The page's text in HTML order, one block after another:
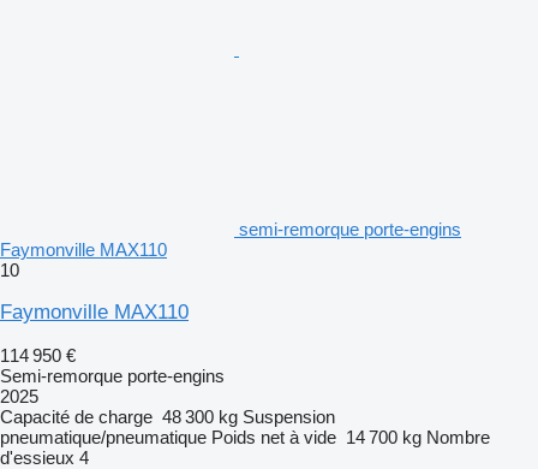
semi-remorque porte-engins
Faymonville MAX110
10
Faymonville MAX110
114 950 €
Semi-remorque porte-engins
2025
Capacité de charge 48 300 kg Suspension
pneumatique/pneumatique Poids net à vide 14 700 kg Nombre
d'essieux 4